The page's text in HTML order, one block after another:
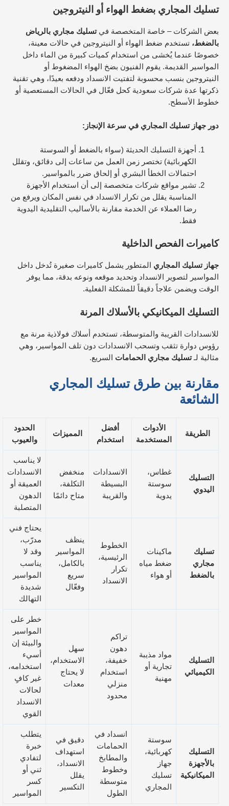
تسليك المجاري بضغط الهواء أو النيتروجين
بعض الشركات – خاصة المتخصصة فيتسليك مجاري بالرياض
بالضغط، تستخدم ضغط الهواء أو النيتروجين في حالات معينة،
خصوصًا عندما يُخشى من استخدام كميات كبيرة من الماء داخل
المواسير القديمة.​ يقوم الفنيون بضخ الهواء المضغوط أو
النيتروجين بنسب محسوبة لتفتيت الانسداد ودفعه بعيدًا، وهي تقنية
ذكرتها عدة شركات سعودية كحل فعّال في الحالات المستعصية أو
خطوط الأسطح.​
دور جهاز تسليك المجاري في سرعة الإنجاز:
أجهزة التسليك الحديثة (سواء بالضغط أو السوستة
الكهربائية) تختصر زمن العمل من ساعات إلى دقائق، وتقلل
احتمالات الخطأ البشري أو إلحاق ضرر بالمواسير.​
تشير مواقع شركات متخصصة إلى أن استخدام الأجهزة
المناسبة يقلل من تكرار الانسداد في نفس المكان ويرفع من
رضا العملاء عن الخدمة مقارنة بالأساليب التقليدية اليدوية
فقط.​
كاميرات الفحص الداخلية
جهاز تسليك المجاري المتطور يشمل كاميرات صغيرة تُدخل داخل
المواسير لتصوير الانسداد وتحديد موقعه ونوعه بدقة، مما يوفر
الوقت ويضمن علاجاً دقيقاً للمشكلة الفعلية.​
التسليك الميكانيكي بالأسلاك المرنة
للانسدادات القريبة والمتوسطة، تستخدم أسلاك فولاذية مرنة مع
رؤوس دوارة تثقب وتسحب الانسدادات دون تلف المواسير، وهي
مثالية لـتسليك مجاري الحمامات السريع.
مقارنة بين طرق تسليك المجاري
الشائعة
الطريقة
الأدوات
المستخدمة
أفضل
استخدام
المميزات
الحدود
والعيوب
التسليك
اليدوي
غطاس،
سوستة
يدوية
الانسدادات
البسيطة
والقريبة
منخفض
التكلفة،
متاح دائمًا
لا يناسب
الانسدادات
العميقة أو
الدهون
المتصلبة
تسليك
مجاري
بالضغط
ماكينات
ضغط مياه
أو هواء
الخطوط
الرئيسية،
تكرار
الانسداد
ينظف
المواسير
بالكامل،
سريع
وفعّال
يحتاج فني
مدرّب،
وقد لا
يناسب
المواسير
شديدة
التهالك
التسليك
الكيميائي
مواد مذيبة
تجارية أو
مهنية
تراكم
دهون
خفيفة،
استخدام
منزلي
محدود
سهل
الاستخدام،
لا يحتاج
معدات
خطر على
المواسير
والبيئة إن
أسيء
استخدامه،
غير كافٍ
لحالات
الانسداد
القوي
التسليك
بالأجهزة
الميكانيكية
سوستة
كهربائية،
جهاز
تسليك
المجاري
انسداد في
الحمامات
والمطابخ
وخطوط
متوسطة
الطول
دقيق في
استهداف
الانسداد،
يقلل
التكسير
يتطلب
خبرة
لتفادي
ثني أو
كسر
المواسير